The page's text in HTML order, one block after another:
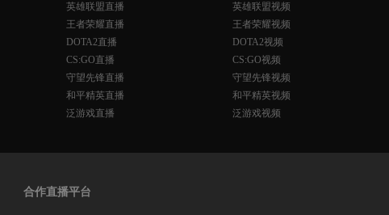
英雄联盟直播
王者荣耀直播
DOTA2直播
CS:GO直播
守望先锋直播
和平精英直播
泛游戏直播
英雄联盟视频
王者荣耀视频
DOTA2视频
CS:GO视频
守望先锋视频
和平精英视频
泛游戏视频
合作直播平台